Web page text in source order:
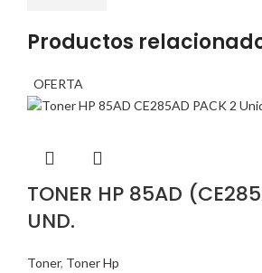
Productos
OFERTA
TONER HP 85AD
UND.
Toner, Toner Hp